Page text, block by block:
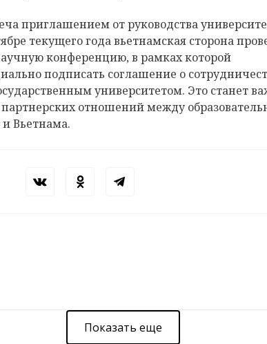
приглашением от руководства
текущего года вьетнамская сторона
конференцию, в рамках которой
подписать соглашение о
университетом. Это станет
отношений между
Вьетнама.
Показать еще